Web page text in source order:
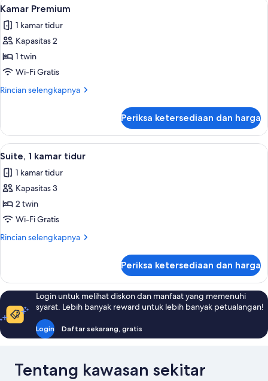
semua
foto
untuk
Kamar
Premium
4
Kamar Premium
1 kamar tidur
Kapasitas 2
1 twin
Wi-Fi Gratis
Rincian selengkapnya
Rincian
Kamar
Premium
Periksa ketersediaan dan harga
Lihat
semua
foto
untuk
Suite,
1
kamar
Suite, 1 kamar tidur | Brankas, meja
4
Suite, 1 kamar tidur
1 kamar tidur
Kapasitas 3
2 twin
Wi-Fi Gratis
Rincian selengkapnya
Rincian
Suite,
kamar
tidur
Periksa ketersediaan dan harga
Login untuk melihat diskon dan manfaat yang memenuhi
syarat. Lebih banyak reward untuk lebih banyak petualangan!
Login Daftar sekarang, gratis
Tentang kawasan sekitar